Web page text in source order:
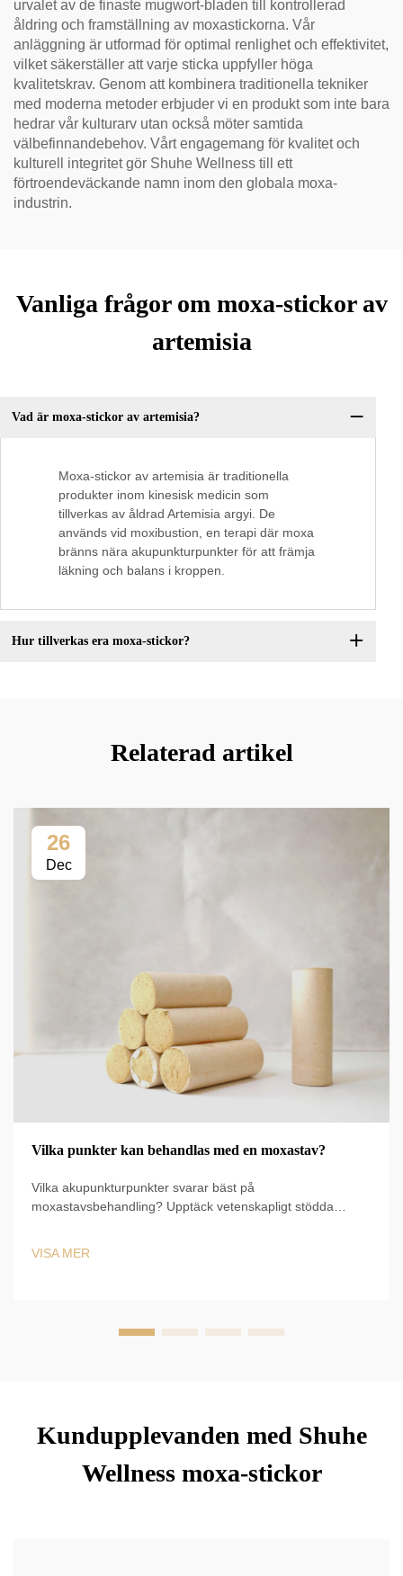
urvalet av de finaste mugwort-bladen till kontrollerad
åldring och framställning av moxastickorna. Vår
anläggning är utformad för optimal renlighet och effektivitet,
vilket säkerställer att varje sticka uppfyller höga
kvalitetskrav. Genom att kombinera traditionella tekniker
med moderna metoder erbjuder vi en produkt som inte bara
hedrar vår kulturarv utan också möter samtida
välbefinnandebehov. Vårt engagemang för kvalitet och
kulturell integritet gör Shuhe Wellness till ett
förtroendeväckande namn inom den globala moxa-
industrin.
Vanliga frågor om moxa-stickor av
artemisia
Vad är moxa-stickor av artemisia?
Moxa-stickor av artemisia är traditionella
produkter inom kinesisk medicin som
tillverkas av åldrad Artemisia argyi. De
används vid moxibustion, en terapi där moxa
bränns nära akupunkturpunkter för att främja
läkning och balans i kroppen.
Hur tillverkas era moxa-stickor?
Relaterad artikel
26
Dec
Vilka punkter kan behandlas med en moxastav?
Vilka akupunkturpunkter svarar bäst på
moxastavsbehandling? Upptäck vetenskapligt stödda
VISA MER
Kundupplevanden med Shuhe
Wellness moxa-stickor